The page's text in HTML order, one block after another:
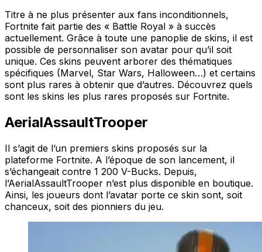
Titre à ne plus présenter aux fans inconditionnels,
Fortnite fait partie des « Battle Royal » à succès
actuellement. Grâce à toute une panoplie de skins, il est
possible de personnaliser son avatar pour qu’il soit
unique. Ces skins peuvent arborer des thématiques
spécifiques (Marvel, Star Wars, Halloween…) et certains
sont plus rares à obtenir que d’autres. Découvrez quels
sont les skins les plus rares proposés sur Fortnite.
AerialAssaultTrooper
Il s’agit de l’un premiers skins proposés sur la
plateforme Fortnite. A l’époque de son lancement, il
s’échangeait contre 1 200 V-Bucks. Depuis,
l’AerialAssaultTrooper n’est plus disponible en boutique.
Ainsi, les joueurs dont l’avatar porte ce skin sont, soit
chanceux, soit des pionniers du jeu.